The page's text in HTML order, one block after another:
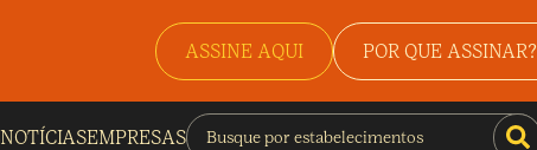
ASSINE AQUI POR QUE ASSINAR?
NOTÍCIASEMPRESAS